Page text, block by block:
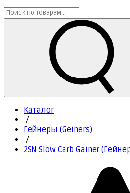
Каталог
/
Гейнеры (Geiners)
/
2SN Slow Carb Gainer